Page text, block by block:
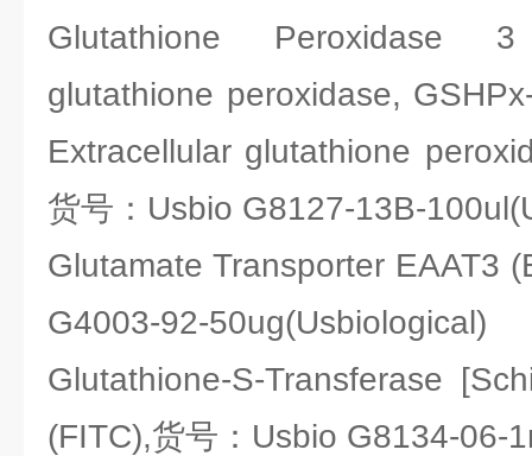
Glutathione Peroxidase
glutathione peroxidase,
Extracellular glutathione
货号：Usbio G8127-13B-
Glutamate Transporter EAAT3
G4003-92-50ug(Usbiological)
Glutathione-S-Transferase
(FITC),货号：Usbio G8134-06-